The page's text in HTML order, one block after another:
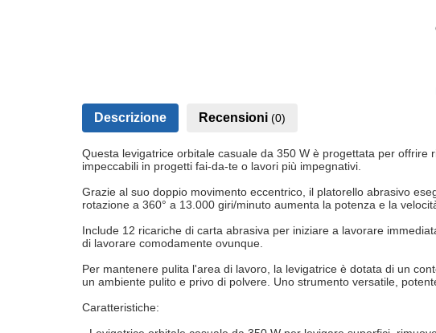
Descrizione Recensioni (0)
Questa levigatrice orbitale casuale da 350 W è progettata per
impeccabili in progetti fai-da-te o lavori più impegnativi.
Grazie al suo doppio movimento eccentrico, il platorello abrasivo
rotazione a 360° a 13.000 giri/minuto aumenta la potenza e la
Include 12 ricariche di carta abrasiva per iniziare a lavorare
di lavorare comodamente ovunque.
Per mantenere pulita l'area di lavoro, la levigatrice è dotata di un
un ambiente pulito e privo di polvere. Uno strumento versatile,
Caratteristiche: